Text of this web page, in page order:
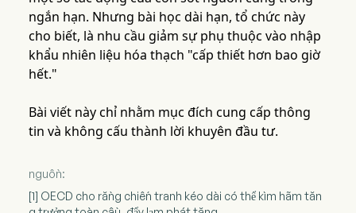
ngắn hạn. Nhưng bài học dài hạn, tổ chức này
cho biết, là nhu cầu giảm sự phụ thuộc vào nhập
khẩu nhiên liệu hóa thạch "cấp thiết hơn bao giờ
hết."
Bài viết này chỉ nhằm mục đích cung cấp thông
tin và không cấu thành lời khuyên đầu tư.
nguồn:
[1] OECD cho rằng chiến tranh kéo dài có thể kìm hãm tăn